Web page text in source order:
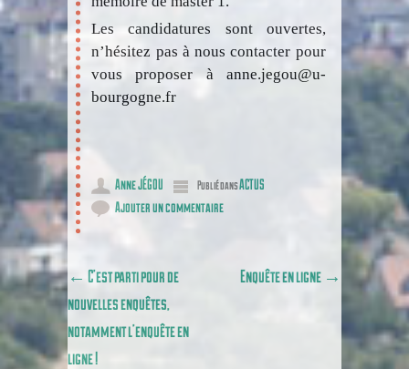
Les candidatures sont ouvertes,
n’hésitez pas à nous contacter pour
vous proposer à anne.jegou@u-
bourgogne.fr
Anne JÉGOU Publié dansACTUS
Ajouter un commentaire
Poster navigation
← C’est parti pour de
nouvelles enquêtes,
notamment l’enquête en
ligne !
Enquête en ligne →